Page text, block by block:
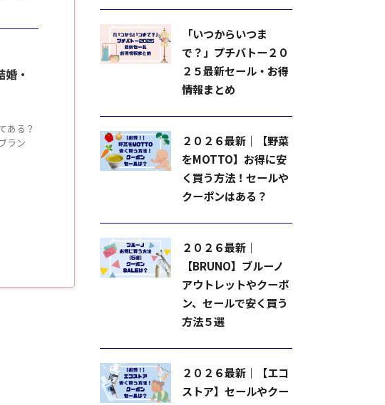
・
ある？
ラン
「いつからいつま
で？」プチバトー２０
２５最新セール・お得
情報まとめ
２０２６最新｜【野菜
をMOTTO】お得に安
く買う方法！セールや
クーポンはある？
２０２６最新｜
【BRUNO】ブルーノ
アウトレットやクーポ
ン、セールで安く買う
方法５選
２０２６最新｜【エコ
ストア】セールやクー